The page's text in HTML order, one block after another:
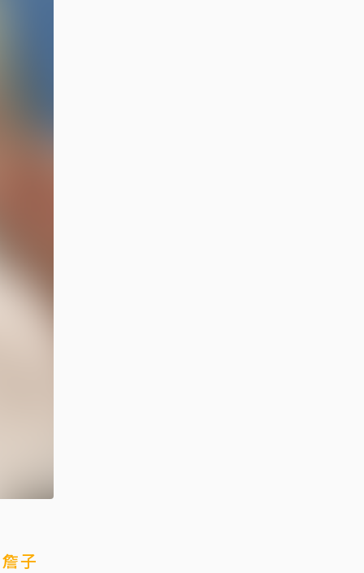
詹子